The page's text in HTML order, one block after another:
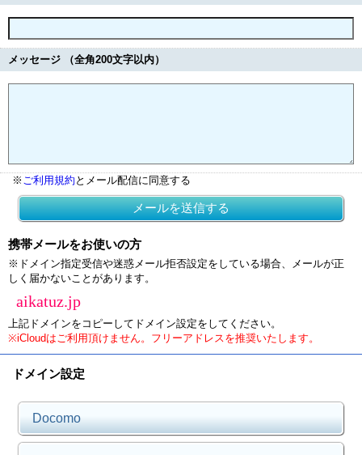
メッセージ （全角200文字以内）
※ ご利用規約 とメール配信に同意する
メールを送信する
携帯メールをお使いの方
※ドメイン指定受信や迷惑メール拒否設定をしている場合、メールが正
しく届かないことがあります。
aikatuz.jp
上記ドメインをコピーしてドメイン設定をしてください。
※iCloudはご利用頂けません。フリーアドレスを推奨いたします。
ドメイン設定
Docomo